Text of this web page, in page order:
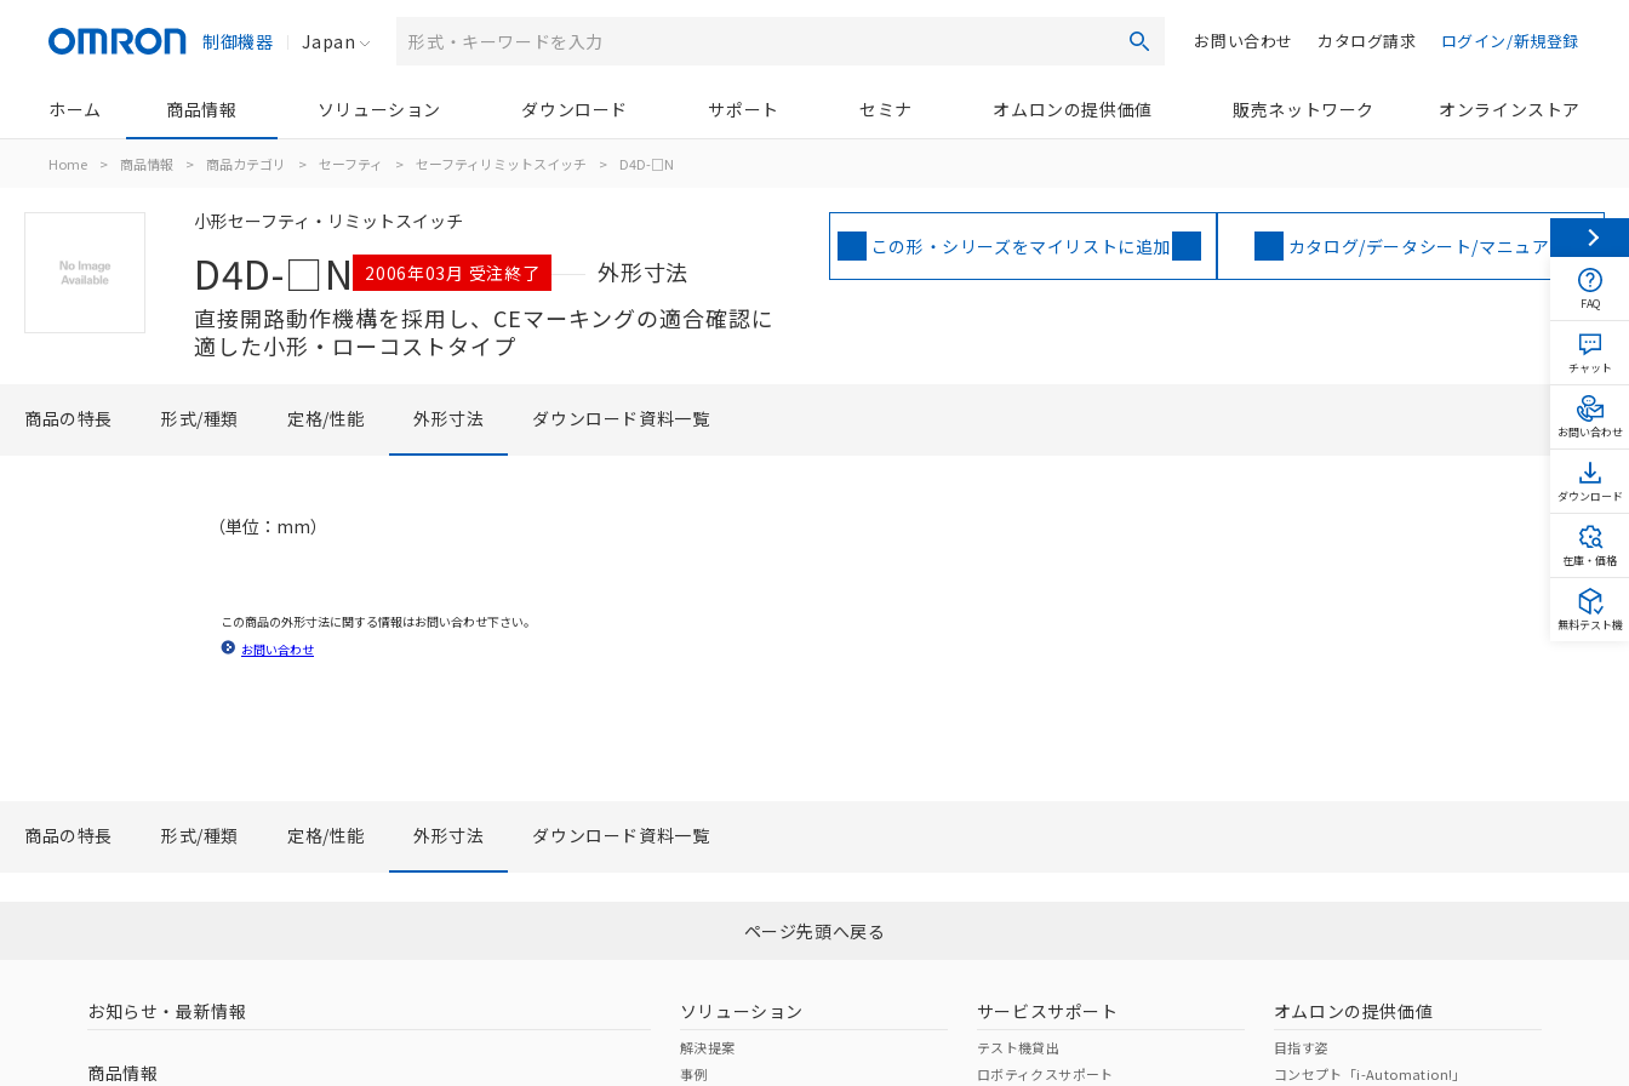
制御機器 Japan 検索 ログイン/新規登録
カタログ請求
お問い合わせ
ホーム 商品情報 ソリューション ダウンロード サポート セミナ オムロンの提供価値 販売ネットワーク オンラインストア
Home > 商品情報 > 商品カテゴリ > セーフティ > セーフティリミットスイッチ > D4D-□N
小形セーフティ・リミットスイッチ
D4D-□N 2006年03月 受注終了
外形寸法
直接開路動作機構を採用し、CEマーキングの適合確認に
適した小形・ローコストタイプ
この形・シリーズをマイリストに追加 カタログ/データシート/マニュアル
商品の特長 形式/種類 定格/性能 外形寸法 ダウンロード資料一覧
（単位：mm）
この商品の外形寸法に関する情報はお問い合わせ下さい。
お問い合わせ
商品の特長 形式/種類 定格/性能 外形寸法 ダウンロード資料一覧
ページ先頭へ戻る
お知らせ・最新情報
商品情報
ソリューション
解決提案
事例
サービスサポート
テスト機貸出
ロボティクスサポート
オムロンの提供価値
目指す姿
コンセプト「i-Automation!」
FAQ
チャット
お問い合わせ
ダウンロード
在庫・価格
無料テスト機